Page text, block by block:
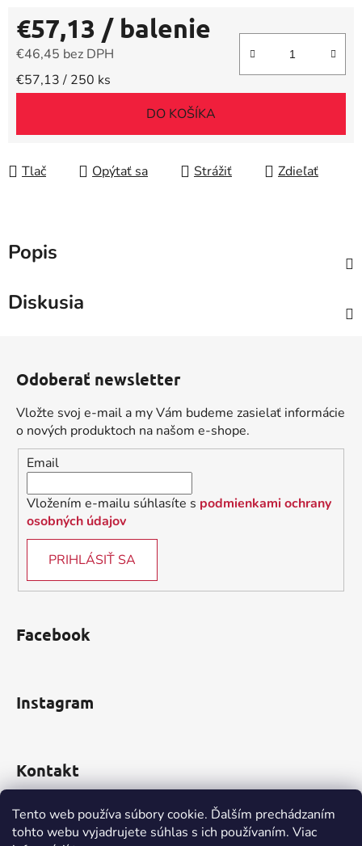
Tento web používa súbory cookie. Ďalším prechádzaním
tohto webu vyjadrujete súhlas s ich používaním. Viac
€57,13 / balenie
€46,45 bez DPH
Jednotková cena:
€57,13 / 250 ks
DO KOŠÍKA
Tlač Opýtať sa Strážiť Zdieľať
Popis
Diskusia
Odoberať newsletter
Vložte svoj e-mail a my Vám budeme zasielať informácie
o nových produktoch na našom e-shope.
Email
Vložením e-mailu súhlasíte s podmienkami ochrany
osobných údajov
PRIHLÁSIŤ SA
Facebook
Instagram
Kontakt
obchod@incomp.sk